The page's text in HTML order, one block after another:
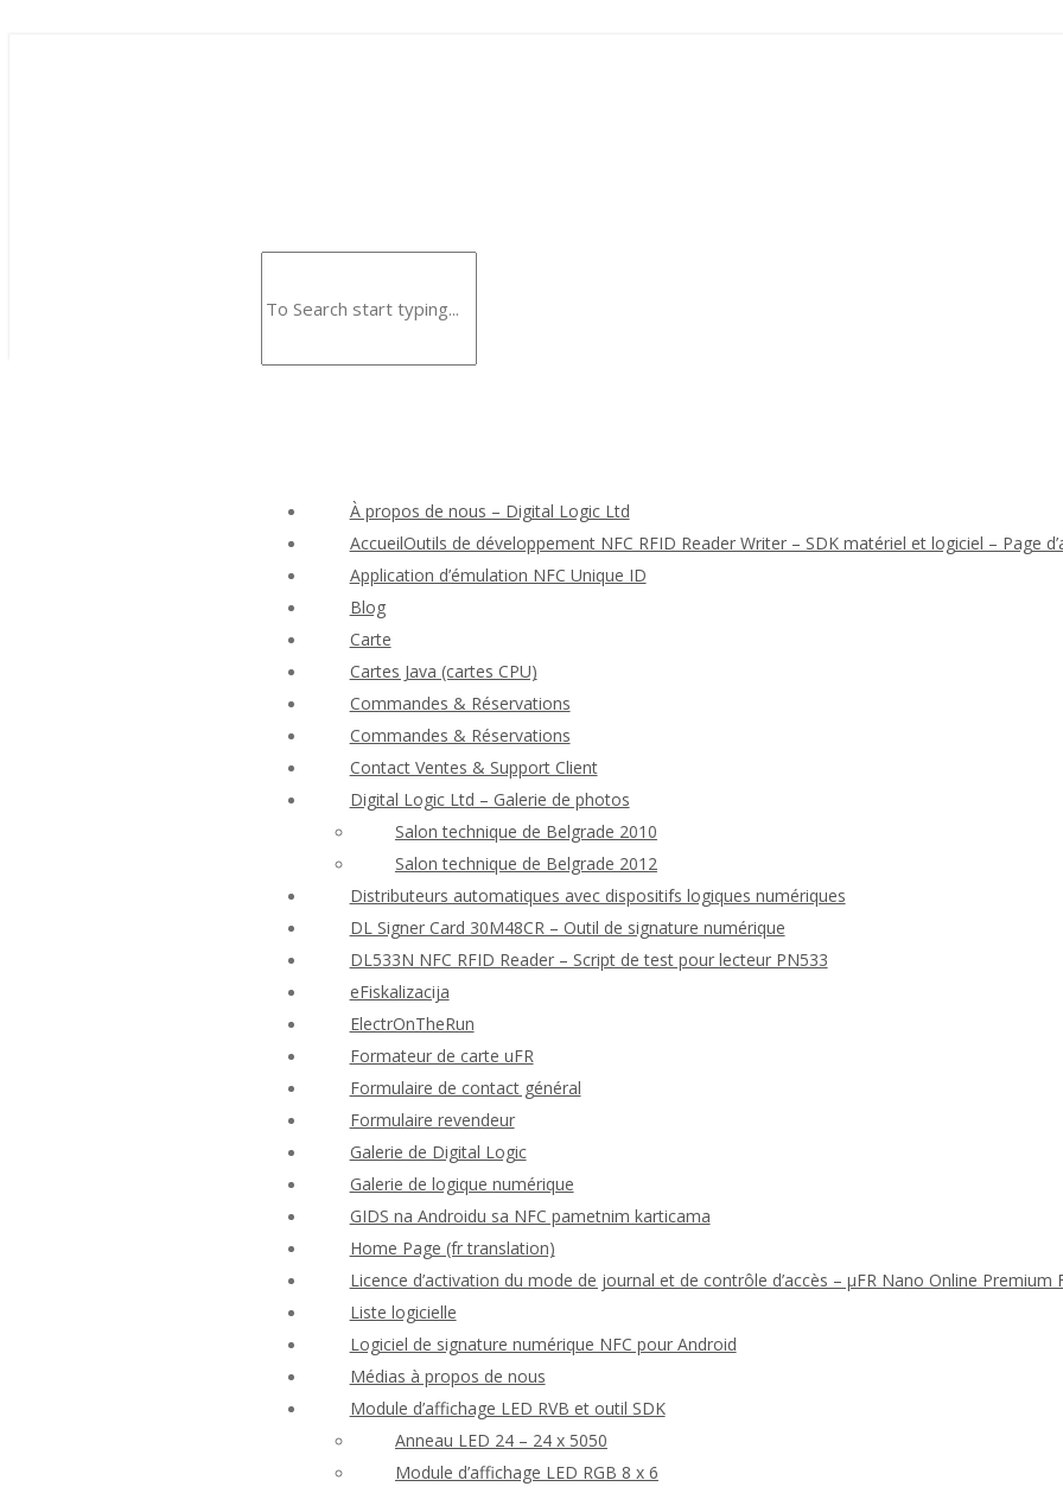
À propos de nous – Digital Logic Ltd
AccueilOutils de développement NFC RFID Reader Writer – SDK matériel et logiciel – Page
Application d’émulation NFC Unique ID
Blog
Carte
Cartes Java (cartes CPU)
Commandes & Réservations
Commandes & Réservations
Contact Ventes & Support Client
Digital Logic Ltd – Galerie de photos
Salon technique de Belgrade 2010
Salon technique de Belgrade 2012
Distributeurs automatiques avec dispositifs logiques numériques
DL Signer Card 30M48CR – Outil de signature numérique
DL533N NFC RFID Reader – Script de test pour lecteur PN533
eFiskalizacija
ElectrOnTheRun
Formateur de carte uFR
Formulaire de contact général
Formulaire revendeur
Galerie de Digital Logic
Galerie de logique numérique
GIDS na Androidu sa NFC pametnim karticama
Home Page (fr translation)
Licence d’activation du mode de journal et de contrôle d’accès – μFR Nano Online Premium
Liste logicielle
Logiciel de signature numérique NFC pour Android
Médias à propos de nous
Module d’affichage LED RVB et outil SDK
Anneau LED 24 – 24 x 5050
Module d’affichage LED RGB 8 x 6